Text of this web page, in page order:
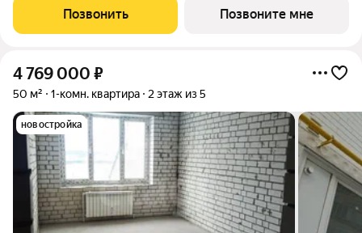
Заовражье г. Обнинска. Рядом с домом есть все необходимое
для комфортной жизни: развитая
Позвонить Позвоните мне
4 769 000 ₽
50 м² 1-комн. квартира 2 этаж из 5
новостройка